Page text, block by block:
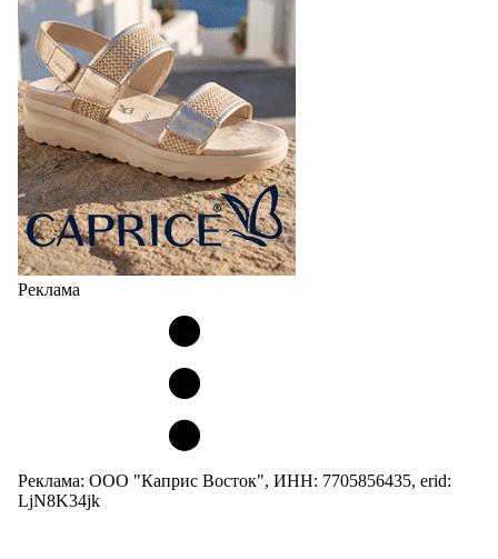
Реклама
Реклама: ООО "Каприс Восток", ИНН: 7705856435, erid:
LjN8K34jk